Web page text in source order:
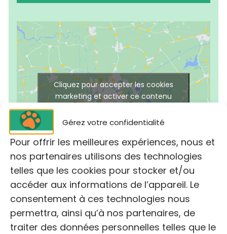
Gérez votre confidentialité
Pour offrir les meilleures expériences, nous et
nos partenaires utilisons des technologies
telles que les cookies pour stocker et/ou
accéder aux informations de l’appareil. Le
consentement à ces technologies nous
permettra, ainsi qu’à nos partenaires, de
traiter des données personnelles telles que le
Cliquez pour accepter les cookies
marketing et activer ce contenu